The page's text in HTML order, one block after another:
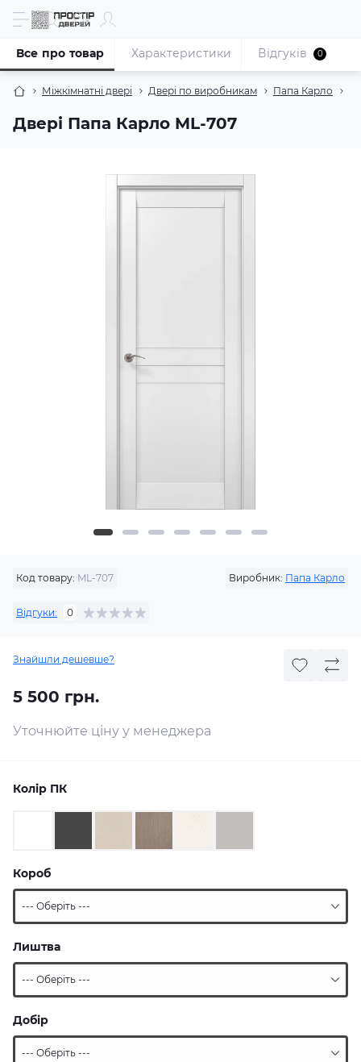
Міжкімнатні двері Двері по виробникам Папа Карло
Двері Папа Карло ML-707
Все про товар Характеристики Відгуків 0
Код товару: ML-707 Виробник: Папа Карло
Відгуки: 0
Знайшли дешевше?
5 500 грн.
Уточнюйте ціну у менеджера
Колір ПК
Короб
Лиштва
Добір